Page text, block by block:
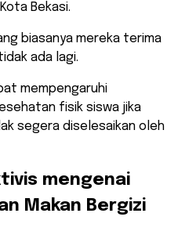
Bekasi.
biasanya mereka terima
ada lagi.
mempengaruhi
fisik siswa jika
segera diselesaikan oleh
mengenai
Makan Bergizi